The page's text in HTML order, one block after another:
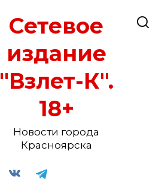
Сетевое
издание
"Взлет-К".
18+
Новости города
Красноярска